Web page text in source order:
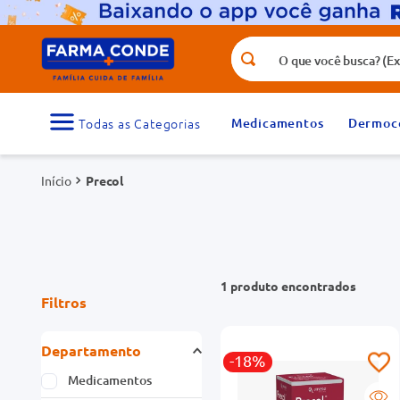
O que você busca? (Ex.: vitamina,
Medicamentos
Precol
Filtros
Departamento
Medicamentos
1 produto
-18%
Termos mais buscados
1
medicamento